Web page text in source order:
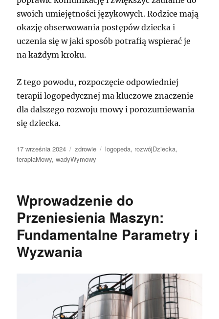
swoich umiejętności językowych. Rodzice mają
okazję obserwowania postępów dziecka i
uczenia się w jaki sposób potrafią wspierać je
na każdym kroku.
Z tego powodu, rozpoczęcie odpowiedniej
terapii logopedycznej ma kluczowe znaczenie
dla dalszego rozwoju mowy i porozumiewania
się dziecka.
Data
publikacji
17 września 2024 Kategorie
zdrowie Tagi
logopeda, rozwójDziecka,
terapiaMowy,wadyWymowy
Wprowadzenie do
Przeniesienia Maszyn:
Fundamentalne Parametry i
Wyzwania